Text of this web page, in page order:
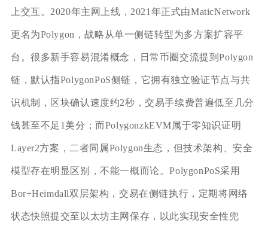
上交互。2020年主网上线，2021年正式由MaticNetwork
更名为Polygon，战略从单一侧链转型为多方案扩容平
台。很多新手容易混淆概念，日常币圈交流提到Polygon
链，默认指PolygonPoS侧链，它拥有独立验证节点与共
识机制，区块确认速度约2秒，交易手续费普遍低至几分
钱甚至不足1美分；而PolygonzkEVM属于零知识证明
Layer2方案，二者同属Polygon生态，但技术架构、安全
模型存在明显区别，不能一概而论。PolygonPoS采用
Bor+Heimdall双层架构，交易在侧链执行，定期将网络
状态快照提交至以太坊主网保存，以此实现安全性兜